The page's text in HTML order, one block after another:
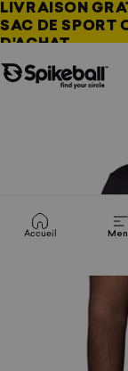
Aller au contenu
LIVRAISON
SAC DE SPORT
D'ACHAT
Boutique Spikeball
Accueil